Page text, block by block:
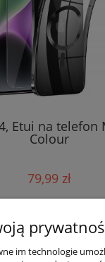
Etui na telefon
Colour
79,99 zł
im technologie